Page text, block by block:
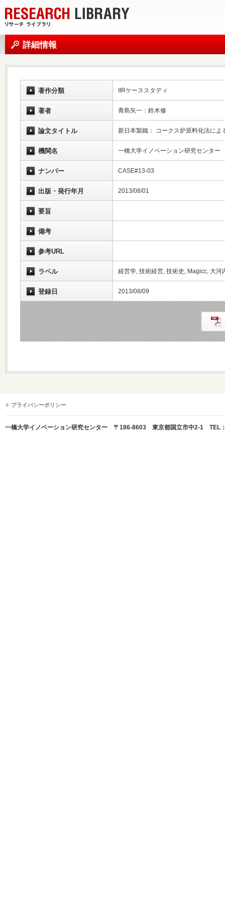
詳細情報
著作分類 IIRケーススタディ
著者 青島矢一：鈴木修
論文タイトル 新日本製鐵： コークス炉原料化法に
機関名 一橋大学イノベーション研究センター
ナンバー CASE#13-03
出版・発行年月 2013/08/01
要旨
備考
参考URL
ラベル 経営学, 技術経営, 技術史, Magicc, 大河
登録日 2013/08/09
プライバシーポリシー
一橋大学イノベーション研究センター 〒186-8603 東京都国立市中2-1 TEL